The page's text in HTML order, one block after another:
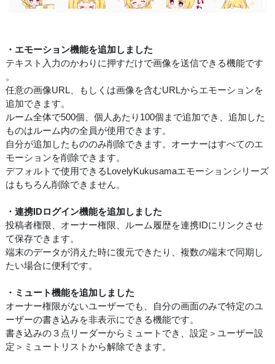
・エモーション機能を追加しました
テキスト入力のかわりに押すだけで画像を送信できる機能です
。
任意の画像URL、もしくは画像を含むURLからエモーションを
追加できます。
ルーム全体で500個、個人あたり100個まで追加でき、追加した
ものはルーム内の全員が使用できます。
自分が追加したもののみ削除できます。オーナーはすべてのエ
モーションを削除できます。
デフォルトで使用できるLovelyKukusamaエモーションシリーズ
はもちろん削除できません。
・連携IDログイン機能を追加しました
投稿者権限、オーナー権限、ルーム履歴を連携IDにリンクさせ
て保存できます。
端末のデータが消えた時に復元できたり、複数の端末で同期し
たい場合に便利です。
・ミュート機能を追加しました
オーナー権限がないユーザーでも、自分の画面のみで特定のユ
ーザーの書き込みを非表示にできる機能です。
書き込みの３点リーダーからミュートでき、設定＞ユーザー設
定＞ミュートリストから解除できます。